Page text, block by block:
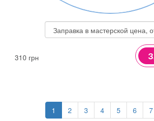
310 грн
1 2 3 4 5 6 7